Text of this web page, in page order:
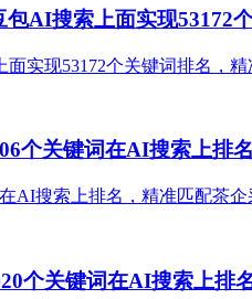
AI搜索上面实现53172
实现53172个关键词排名，
个关键词在AI搜索上排名
AI搜索上排名，精准匹配茶
个关键词在AI搜索上排